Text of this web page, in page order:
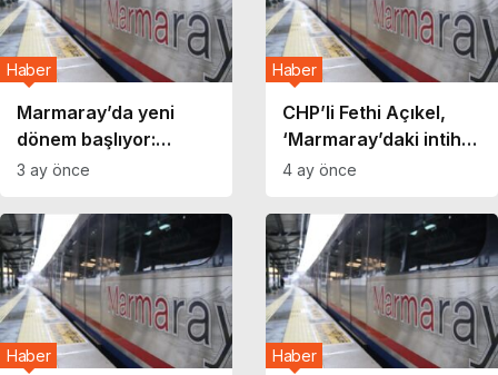
Marmaray’da yeni
dönem başlıyor:
Haftanın 7 gününe
Haber
3 ay önce
CHP’li Fethi Açıkel,
‘Marmaray’daki intihar
vakalarındaki artışı’
Haber
4 ay önce
Haber Haber